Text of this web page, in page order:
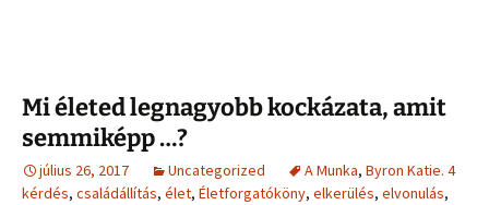
Mi életed legnagyobb kockázata, amit
semmiképp …?
július 26, 2017 Uncategorized A Munka, Byron Katie. 4
kérdés, családállítás, élet, Életforgatóköny, elkerülés, elvonulás,